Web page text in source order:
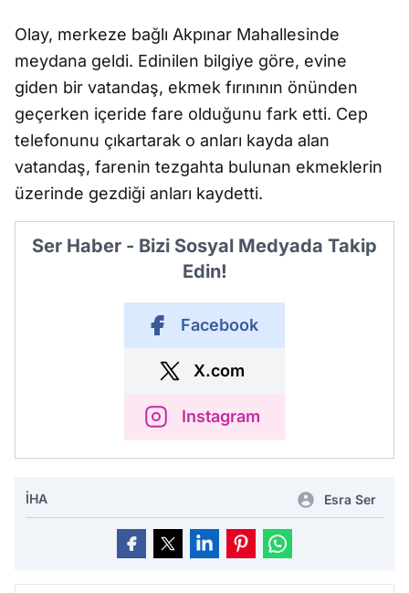
Olay, merkeze bağlı Akpınar Mahallesinde
meydana geldi. Edinilen bilgiye göre, evine
giden bir vatandaş, ekmek fırınının önünden
geçerken içeride fare olduğunu fark etti. Cep
telefonunu çıkartarak o anları kayda alan
vatandaş, farenin tezgahta bulunan ekmeklerin
üzerinde gezdiği anları kaydetti.
Ser Haber - Bizi Sosyal Medyada Takip
Edin!
Facebook
X.com
Instagram
İHA Esra Ser